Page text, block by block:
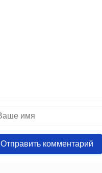
Отправить комментарий